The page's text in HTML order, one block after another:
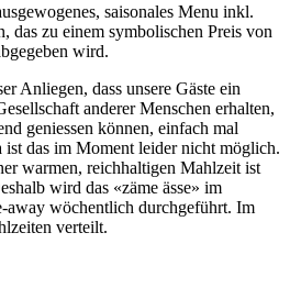
saisonales Menu inkl.
das zu einem symbolischen Preis von
wird.
Anliegen, dass unsere Gäste ein
anderer Menschen erhalten,
geniessen können, einfach mal
das im Moment leider nicht möglich.
warmen, reichhaltigen Mahlzeit ist
wird das «zäme ässe» im
away wöchentlich durchgeführt. Im
verteilt.